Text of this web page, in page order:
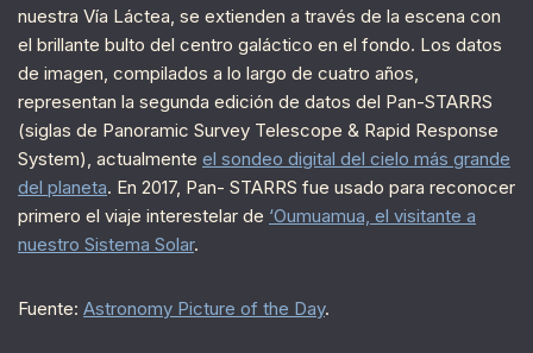
nuestra Vía Láctea, se extienden a través de la escena con
el brillante bulto del centro galáctico en el fondo. Los datos
de imagen, compilados a lo largo de cuatro años,
representan la segunda edición de datos del Pan-STARRS
(siglas de Panoramic Survey Telescope & Rapid Response
System), actualmente el sondeo digital del cielo más grande
del planeta. En 2017, Pan- STARRS fue usado para reconocer
primero el viaje interestelar de ‘Oumuamua, el visitante a
nuestro Sistema Solar.
Fuente: Astronomy Picture of the Day.